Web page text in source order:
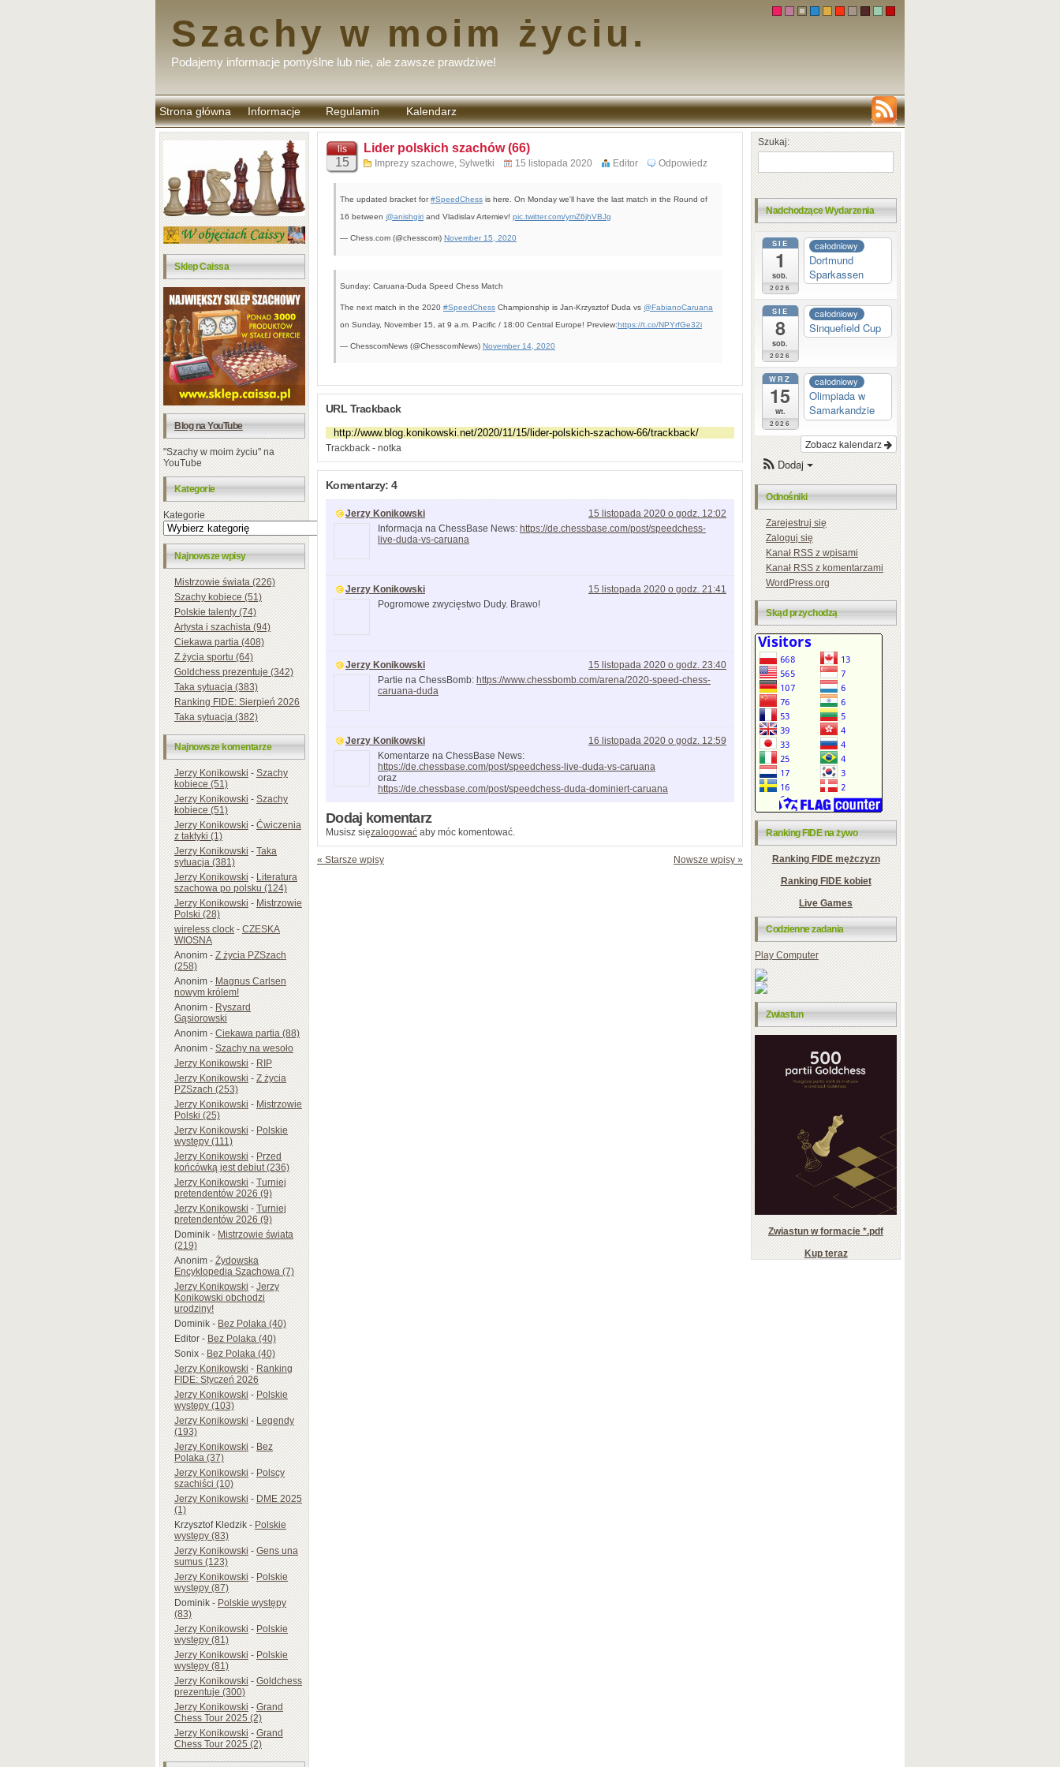
Szachy w moim życiu.
Podajemy informacje pomyślne lub nie, ale zawsze prawdziwe!
Strona główna Informacje Regulamin
komentarzy
Kalendarz
Sklep Caissa
Blog na YouTube
"Szachy w moim życiu" na
YouTube
Kategorie
Kategorie
Najnowsze wpisy
Mistrzowie świata (226)
Szachy kobiece (51)
Polskie talenty (74)
Artysta i szachista (94)
Ciekawa partia (408)
Z życia sportu (64)
Goldchess prezentuje (342)
Taka sytuacja (383)
Ranking FIDE: Sierpień 2026
Taka sytuacja (382)
Najnowsze komentarze
Jerzy Konikowski-Szachy
kobiece (51)
Jerzy Konikowski-Szachy
kobiece (51)
Jerzy Konikowski-Ćwiczenia
z taktyki (1)
Jerzy Konikowski-Taka
sytuacja (381)
Jerzy Konikowski-Literatura
szachowa po polsku (124)
Jerzy Konikowski-Mistrzowie
Polski (28)
wireless clock-CZESKA
WIOSNA
Anonim-Z życia PZSzach
(258)
Anonim-Magnus Carlsen
nowym królem!
Anonim-Ryszard
Gąsiorowski
Anonim-Ciekawa partia (88)
Anonim-Szachy na wesoło
Jerzy Konikowski-RIP
Jerzy Konikowski-Z życia
PZSzach (253)
Jerzy Konikowski-Mistrzowie
Polski (25)
Jerzy Konikowski-Polskie
występy (111)
Jerzy Konikowski-Przed
końcówką jest debiut (236)
Jerzy Konikowski-Turniej
pretendentów 2026 (9)
Jerzy Konikowski-Turniej
pretendentów 2026 (9)
Dominik-Mistrzowie świata
(219)
Anonim-Żydowska
Encyklopedia Szachowa (7)
Jerzy Konikowski-Jerzy
Konikowski obchodzi
urodziny!
Dominik-Bez Polaka (40)
Editor-Bez Polaka (40)
Sonix-Bez Polaka (40)
Jerzy Konikowski-Ranking
FIDE: Styczeń 2026
Jerzy Konikowski-Polskie
występy (103)
Jerzy Konikowski-Legendy
(193)
Jerzy Konikowski-Bez
Polaka (37)
Jerzy Konikowski-Polscy
szachiści (10)
Jerzy Konikowski-DME 2025
(1)
Krzysztof Kledzik-Polskie
występy (83)
Jerzy Konikowski-Gens una
sumus (123)
Jerzy Konikowski-Polskie
występy (87)
Dominik-Polskie występy
(83)
Jerzy Konikowski-Polskie
występy (81)
Jerzy Konikowski-Polskie
występy (81)
Jerzy Konikowski-Goldchess
prezentuje (300)
Jerzy Konikowski-Grand
Chess Tour 2025 (2)
Jerzy Konikowski-Grand
Chess Tour 2025 (2)
lis
15
Lider polskich szachów (66)
Imprezy szachowe, Sylwetki 15 listopada 2020 Editor Odpowiedz
The updated bracket for#SpeedChess is here. On Monday we'll have the last match in the Round of
16 between @anishgiri and Vladislav Artemiev! pic.twitter.com/ymZ6jhVBJg
— Chess.com (@chesscom) November 15, 2020
Sunday: Caruana-Duda Speed Chess Match
The next match in the 2020 #SpeedChess Championship is Jan-Krzysztof Duda vs @FabianoCaruana
on Sunday, November 15, at 9 a.m. Pacific / 18:00 Central Europe! Preview:https://t.co/NPYrfGe32i
— ChesscomNews (@ChesscomNews) November 14, 2020
URL Trackback
Trackback - notka
Komentarzy: 4
Jerzy Konikowski
15 listopada 2020 o godz. 12:02
Informacja na ChessBase News: https://de.chessbase.com/post/speedchess-
live-duda-vs-caruana
Jerzy Konikowski
15 listopada 2020 o godz. 21:41
Pogromowe zwycięstwo Dudy. Brawo!
Jerzy Konikowski
15 listopada 2020 o godz. 23:40
Partie na ChessBomb: https://www.chessbomb.com/arena/2020-speed-chess-
caruana-duda
Jerzy Konikowski
16 listopada 2020 o godz. 12:59
Komentarze na ChessBase News:
https://de.chessbase.com/post/speedchess-live-duda-vs-caruana
oraz
https://de.chessbase.com/post/speedchess-duda-dominiert-caruana
Dodaj komentarz
Musisz sięzalogować aby móc komentować.
« Starsze wpisy Nowsze wpisy »
Szukaj:
Nadchodzące Wydarzenia
SIE
1
sob.
2026
całodniowy
Dortmund
Sparkassen
SIE
8
sob.
2026
całodniowy
Sinquefield Cup
WRZ
15
wt.
2026
całodniowy
Olimpiada w
Samarkandzie
Zobacz kalendarz
Dodaj
Odnośniki
Zarejestruj się
Zaloguj się
KanałRSSz wpisami
KanałRSSz komentarzami
WordPress.org
Skąd przychodzą
Ranking FIDE na żywo
Ranking FIDE mężczyzn
Ranking FIDE kobiet
Live Games
Codzienne zadania
Play Computer
Zwiastun
Zwiastun w formacie *.pdf
Kup teraz